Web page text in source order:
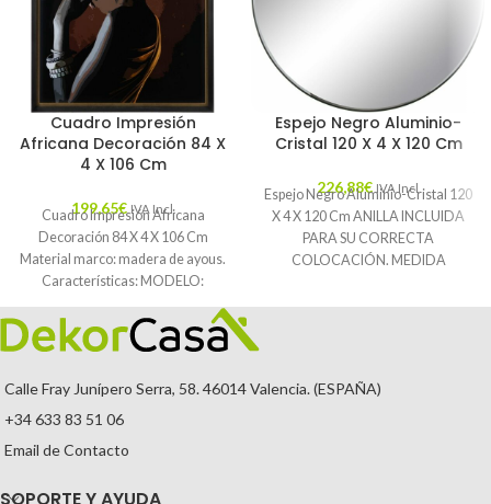
Cuadro Impresión
Africana Decoración 84 X
4 X 106 Cm
199,65€ IVA Incl.
Cuadro Impresión Africana
Decoración 84 X 4 X 106 Cm
Material marco: madera de ayous.
Características: MODELO:
AFRICANA TEMPORADA:
CATÁLOGO
Espejo Negro Aluminio-
Cristal 120 X 4 X 120 Cm
226,88€ IVA Incl.
Espejo Negro Aluminio-Cristal 120
X 4 X 120 Cm ANILLA INCLUIDA
PARA SU CORRECTA
COLOCACIÓN. MEDIDA
Características: MATERIAL:
Calle Fray Junípero Serra, 58. 46014 Valencia. (ESPAÑA)
+34 633 83 51 06
Email de Contacto
SOPORTE Y AYUDA